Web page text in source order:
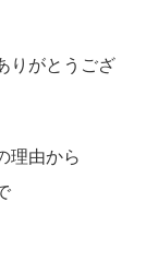
りがとうござ
理由から